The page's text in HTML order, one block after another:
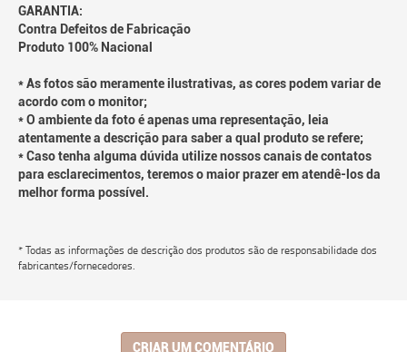
GARANTIA:
Contra Defeitos de Fabricação
Produto 100% Nacional
* As fotos são meramente ilustrativas, as cores podem variar de
acordo com o monitor;
* O ambiente da foto é apenas uma representação, leia
atentamente a descrição para saber a qual produto se refere;
* Caso tenha alguma dúvida utilize nossos canais de contatos
para esclarecimentos, teremos o maior prazer em atendê-los da
melhor forma possível.
* Todas as informações de descrição dos produtos são de responsabilidade dos
fabricantes/fornecedores.
CRIAR UM COMENTÁRIO